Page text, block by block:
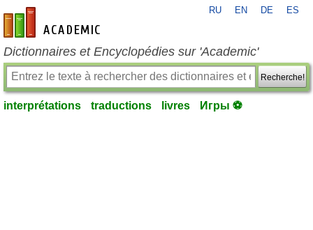
fr-academic.com
RU EN DE ES
Dictionnaires et Encyclopédies sur 'Academic'
Recherche!
interprétations traductions livres Игры ⚽